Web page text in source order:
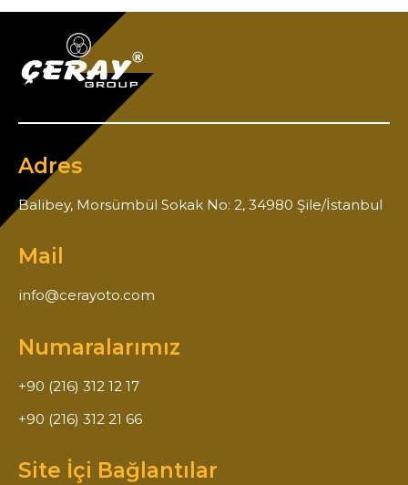
Adres
Balibey, Morsümbül Sokak No: 2, 34980 Şile/İstanbul
Mail
info@cerayoto.com
Numaralarımız
+90 (216) 312 12 17
+90 (216) 312 21 66
Site İçi Bağlantılar